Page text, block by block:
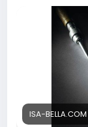
ISA-BELLA.COM